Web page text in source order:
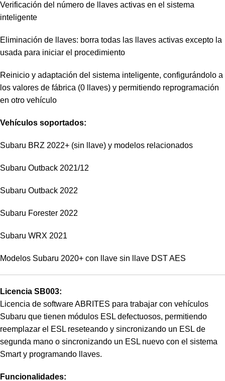
Verificación del número de llaves activas en el sistema
inteligente
Eliminación de llaves: borra todas las llaves activas excepto la
usada para iniciar el procedimiento
Reinicio y adaptación del sistema inteligente, configurándolo a
los valores de fábrica (0 llaves) y permitiendo reprogramación
en otro vehículo
Vehículos soportados:
Subaru BRZ 2022+ (sin llave) y modelos relacionados
Subaru Outback 2021/12
Subaru Outback 2022
Subaru Forester 2022
Subaru WRX 2021
Modelos Subaru 2020+ con llave sin llave DST AES
Licencia SB003:
Licencia de software ABRITES para trabajar con vehículos
Subaru que tienen módulos ESL defectuosos, permitiendo
reemplazar el ESL reseteando y sincronizando un ESL de
segunda mano o sincronizando un ESL nuevo con el sistema
Smart y programando llaves.
Funcionalidades: